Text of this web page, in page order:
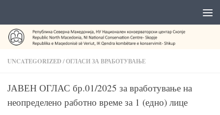
UNCATEGORIZED/ОГЛАСИ ЗА ВРАБОТУВАЊЕ
ЈАВЕН ОГЛАС бр.01/2025 за вработување на
неопределено работно време за 1 (едно) лице